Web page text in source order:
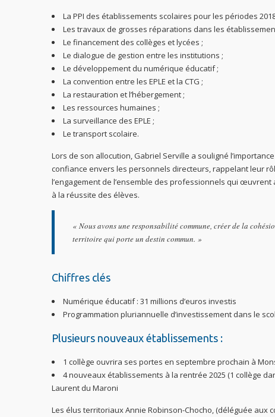
La PPI des établissements scolaires pour les périodes
Les travaux de grosses réparations dans les
Le financement des collèges et lycées ;
Le dialogue de gestion entre les institutions ;
Le développement du numérique éducatif ;
La convention entre les EPLE et la CTG ;
La restauration et l’hébergement ;
Les ressources humaines ;
La surveillance des EPLE ;
Le transport scolaire.
Lors de son allocution, Gabriel Serville a souligné
confiance envers les personnels directeurs, rappelant leur
l’engagement de l’ensemble des professionnels qui
à la réussite des élèves.
« Nous avons une responsabilité commune, créer de la
territoire qui porte un destin commun. »
Chiffres clés
Numérique éducatif : 31 millions d’euros investis
Programmation pluriannuelle d’investissement dans le
Plusieurs nouveaux établissements :
1 collège ouvrira ses portes en septembre prochain à
4 nouveaux établissements à la rentrée 2025 (1 collège
Laurent du Maroni
Les élus territoriaux Annie Robinson-Chocho, (déléguée aux